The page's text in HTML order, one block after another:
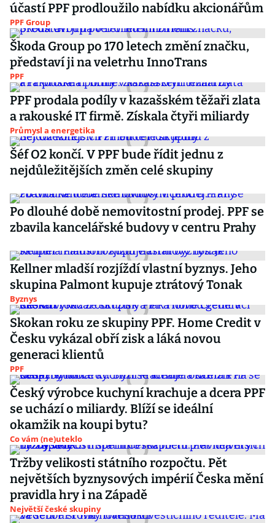
účastí PPF prodloužilo nabídku akcionářům
PPF Group
Škoda Group po 170 letech změní značku,
představí ji na veletrhu InnoTrans
PPF
PPF prodala podíly v kazašském těžaři zlata
a rakouské IT firmě. Získala čtyři miliardy
Průmysl a energetika
Šéf O2 končí. V PPF bude řídit jednu z
nejdůležitějších změn celé skupiny
Po dlouhé době nemovitostní prodej. PPF se
zbavila kancelářské budovy v centru Prahy
Kellner mladší rozjíždí vlastní byznys. Jeho
skupina Palmont kupuje ztrátový Tonak
Byznys
Skokan roku ze skupiny PPF. Home Credit v
Česku vykázal obří zisk a láká novou
generaci klientů
PPF
Český výrobce kuchyní krachuje a dcera PPF
se uchází o miliardy. Blíží se ideální
okamžik na koupi bytu?
Co vám (ne)uteklo
Tržby velikosti státního rozpočtu. Pět
největších byznysových impérií Česka mění
pravidla hry i na Západě
Největší české skupiny